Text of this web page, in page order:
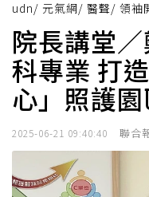
udn/ 元氣網/ 醫聲/ 領袖
院長講堂
科專業 打
心」照護
2025-06-21 09:40:40 聯合